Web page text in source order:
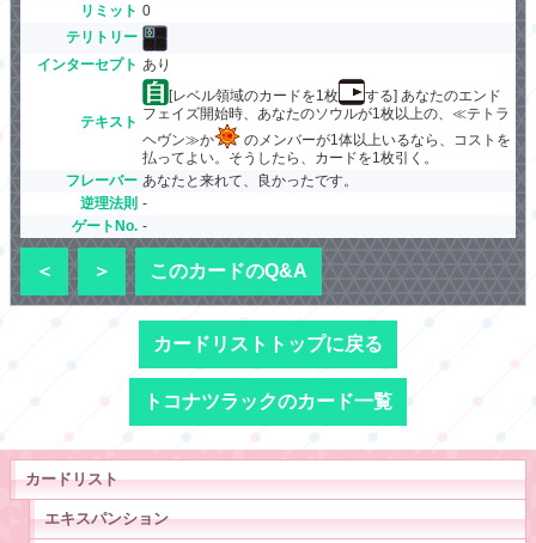
リミット 0
テリトリー
インターセプト あり
テキスト
[レベル領域のカードを1枚
する] あなたのエンド
フェイズ開始時、あなたのソウルが1枚以上の、≪テトラ
ヘヴン≫か
のメンバーが1体以上いるなら、コストを
払ってよい。そうしたら、カードを1枚引く。
フレーバー あなたと来れて、良かったです。
逆理法則 -
ゲートNo. -
＜ ＞ このカードのQ&A
カードリストトップに戻る
トコナツラックのカード一覧
カードリスト
エキスパンション